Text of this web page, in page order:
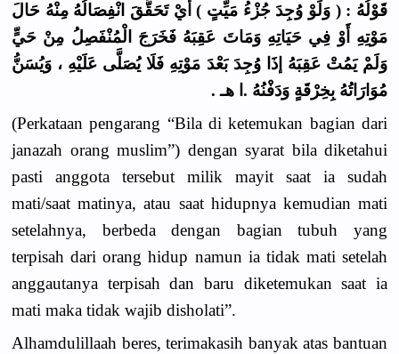
قَوْلُهُ : ( وَلَوْ وُجِدَ جُزْءُ مَيِّتٍ ) أَيْ تَحَقَّقَ انْفِصَالُهُ مِنْهُ حَالَ
مَوْتِهِ أَوْ فِي حَيَاتِهِ وَمَاتَ عَقِبَهُ فَخَرَجَ الْمُنْفَصِلُ مِنْ حَيٍّ
وَلَمْ يَمُتْ عَقِبَهُ إذَا وُجِدَ بَعْدَ مَوْتِهِ فَلَا يُصَلَّى عَلَيْهِ ، وَيُسَنُّ
مُوَارَاتُهُ بِخِرْقَةٍ وَدَفْنُهُ .ا هـ .
(Perkataan pengarang “Bila di ketemukan bagian dari
janazah orang muslim”) dengan syarat bila diketahui
pasti anggota tersebut milik mayit saat ia sudah
mati/saat matinya, atau saat hidupnya kemudian mati
setelahnya, berbeda dengan bagian tubuh yang
terpisah dari orang hidup namun ia tidak mati setelah
anggautanya terpisah dan baru diketemukan saat ia
mati maka tidak wajib disholati”.
Alhamdulillaah beres, terimakasih banyak atas bantuan